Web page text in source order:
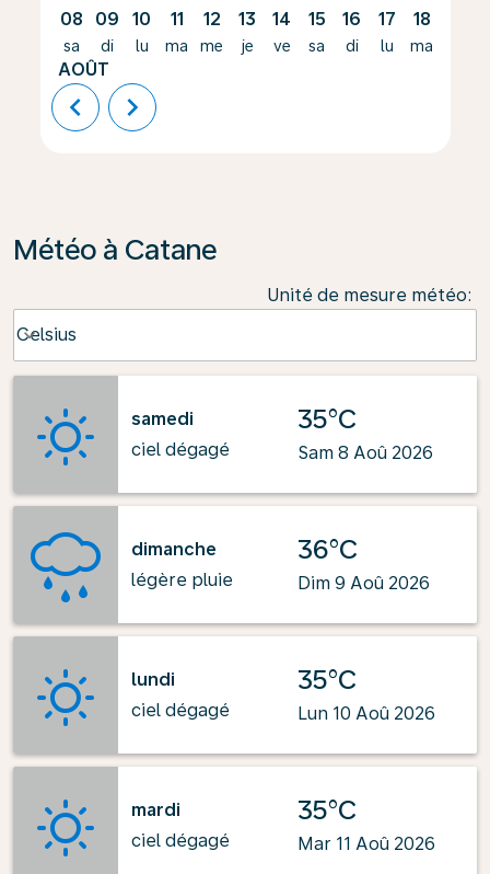
08
sa
AOÛT
09
di
10
lu
11
ma
12
me
13
je
14
ve
15
sa
16
di
17
lu
18
ma
chevron_left chevron_right
Météo à Catane
Unité de mesure météo:
Celsius
keyboard_arrow_down
samedi
ciel dégagé
35°C
Sam 8 Aoû 2026
dimanche
légère pluie
36°C
Dim 9 Aoû 2026
lundi
ciel dégagé
35°C
Lun 10 Aoû 2026
mardi
ciel dégagé
35°C
Mar 11 Aoû 2026